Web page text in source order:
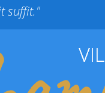
suffit."